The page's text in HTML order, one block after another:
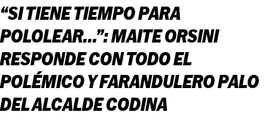
“SI TIENE TIEMPO PARA
POLOLEAR...”: MAITE ORSINI
RESPONDE CON TODO EL
POLÉMICO Y FARANDULERO PALO
DEL ALCALDE CODINA